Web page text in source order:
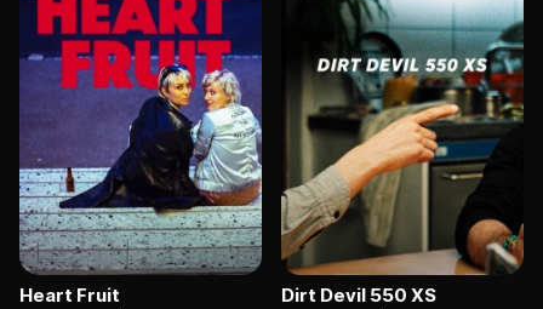
Heart Fruit Dirt Devil 550 XS